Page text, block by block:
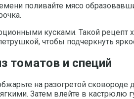
поливайте мясо
кусками. Такой
чтобы подчеркнуть
томатов и специй
на разогретой
Затем влейте в кастрюлю